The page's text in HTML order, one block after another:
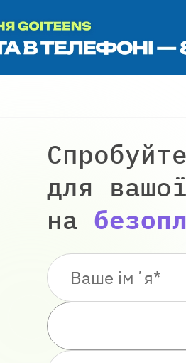
для
на